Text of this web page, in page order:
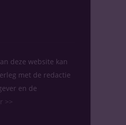
deze website kan
met de redactie
en de
>>